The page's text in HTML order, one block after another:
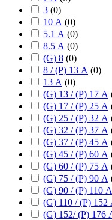
3 (0)
10 А (0)
5.1 А (0)
8.5 А (0)
(G) 8 (0)
8 / (P) 13 А (0)
13 А (0)
(G) 13 / (P) 17 А
(G) 17 / (P) 25 А
(G) 25 / (P) 32 А
(G) 32 / (P) 37 А
(G) 37 / (P) 45 А
(G) 45 / (P) 60 А
(G) 60 / (P) 75 А
(G) 75 / (P) 90 А
(G) 90 / (P) 110 А
(G) 110 / (P) 152
(G) 152/ (P) 176